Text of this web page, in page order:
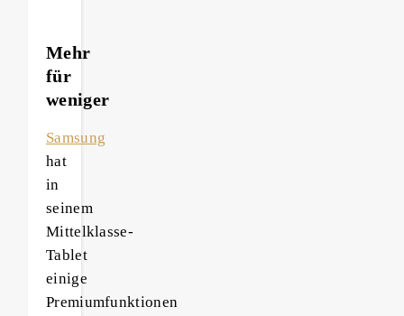
Mehr
für
weniger
Samsung
hat
in
seinem
Mittelklasse-
Tablet
einige
Premiumfunktionen